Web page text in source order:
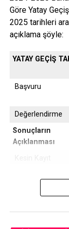
Göre Yatay
2025 tarihleri
açıklama şöyle:
YATAY GEÇİŞ
Başvuru
Değerlendirme
Sonuçların
Açıklanması